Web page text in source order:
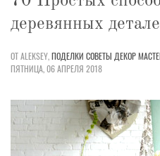
деревянных
ОТ ALEKSEY,ПОДЕЛКИ СОВЕТЫ ДЕКОР
ПЯТНИЦА, 06 АПРЕЛЯ 2018